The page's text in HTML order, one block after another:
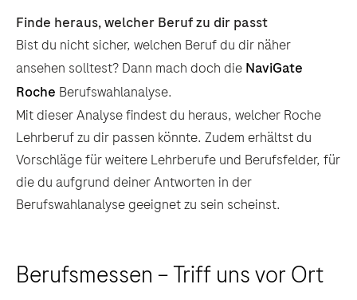
Finde heraus, welcher Beruf zu dir passt
Bist du nicht sicher, welchen Beruf du dir näher
ansehen solltest? Dann mach doch die NaviGate
Roche Berufswahlanalyse.
Mit dieser Analyse findest du heraus, welcher Roche
Lehrberuf zu dir passen könnte. Zudem erhältst du
Vorschläge für weitere Lehrberufe und Berufsfelder, für
die du aufgrund deiner Antworten in der
Berufswahlanalyse geeignet zu sein scheinst.
Berufsmessen – Triff uns vor Ort